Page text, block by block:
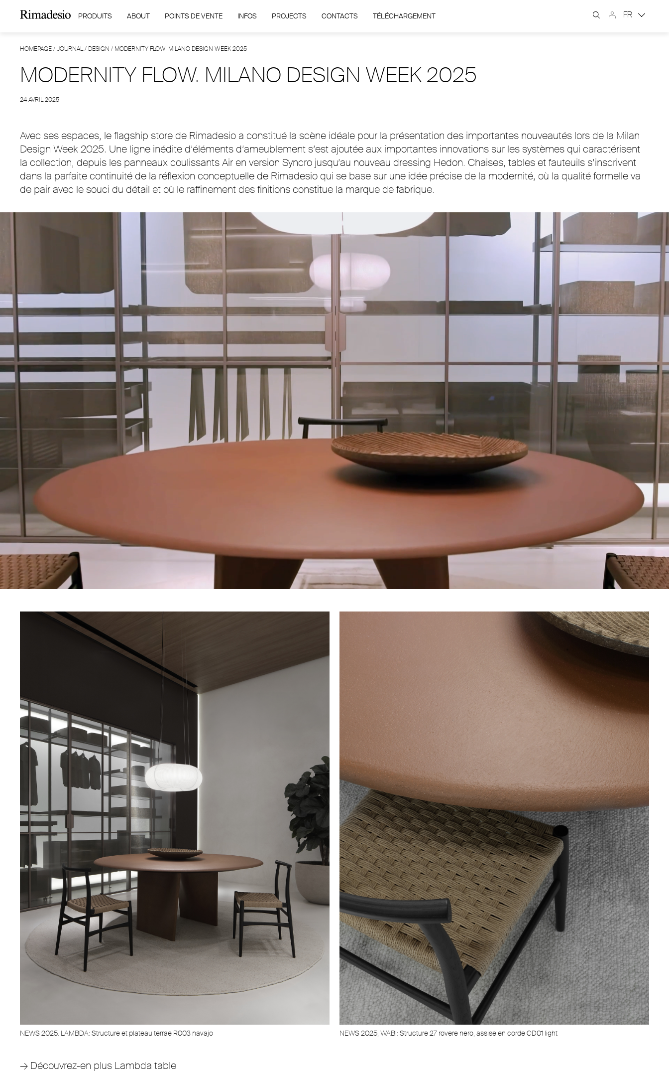
PRODUITS ABOUT POINTS DE VENTE INFOS PROJECTS CONTACTS TÉLÉCHARGEMENT FR
HOMEPAGE/JOURNAL/ DESIGN / MODERNITY FLOW. MILANO DESIGN WEEK 2025
MODERNITY FLOW. MILANO DESIGN WEEK 2025
24 AVRIL 2025
Avec ses espaces, le flagship store de Rimadesio a constitué la scène idéale pour la présentation des importantes nouveautés lors de la Milan
Design Week 2025. Une ligne inédite d’éléments d’ameublement s’est ajoutée aux importantes innovations sur les systèmes qui caractérisent
la collection, depuis les panneaux coulissants Air en version Syncro jusqu’au nouveau dressing Hedon. Chaises, tables et fauteuils s’inscrivent
dans la parfaite continuité de la réflexion conceptuelle de Rimadesio qui se base sur une idée précise de la modernité, où la qualité formelle va
de pair avec le souci du détail et où le raffinement des finitions constitue la marque de fabrique.
Unmute Settings
NEWS 2025. LAMBDA: Structure et plateau terrae R003 navajo NEWS 2025, WABI: Structure 27 rovere nero, assise en corde CD01 light
→ Découvrez-en plus Lambda table